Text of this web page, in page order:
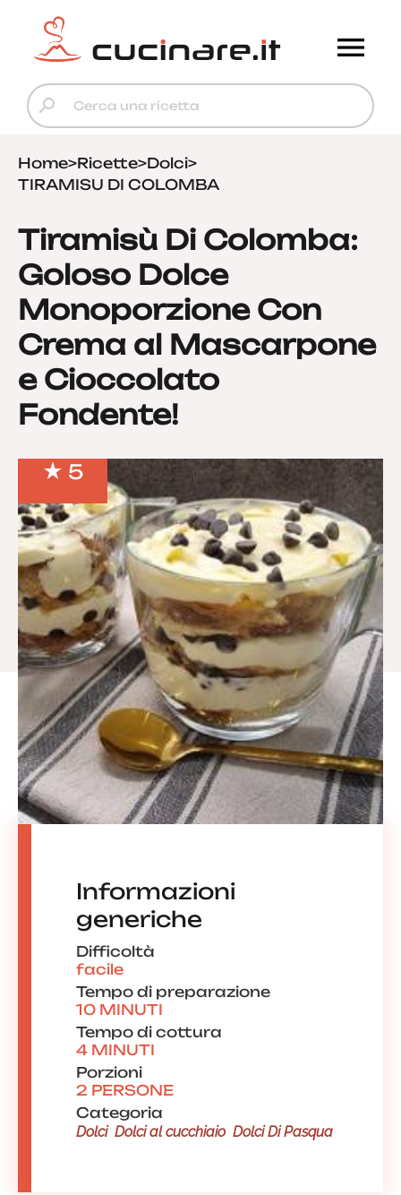
Home>Ricette>Dolci>
TIRAMISU DI COLOMBA
Tiramisù Di Colomba:
Goloso Dolce
Monoporzione Con
Crema al Mascarpone
e Cioccolato
Fondente!
5
Informazioni
generiche
Difficoltà
facile
Tempo di preparazione
10 MINUTI
Tempo di cottura
4 MINUTI
Porzioni
2 PERSONE
Categoria
Dolci Dolci al cucchiaio Dolci Di Pasqua